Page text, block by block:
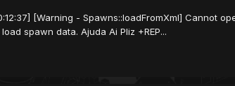
[Warning - Spawns::loadFromXml] Cannot
spawn data. Ajuda Ai Pliz +REP...